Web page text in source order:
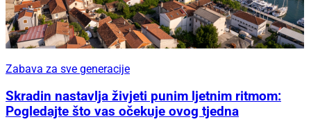
Zabava za sve generacije
Skradin nastavlja živjeti punim ljetnim ritmom:
Pogledajte što vas očekuje ovog tjedna